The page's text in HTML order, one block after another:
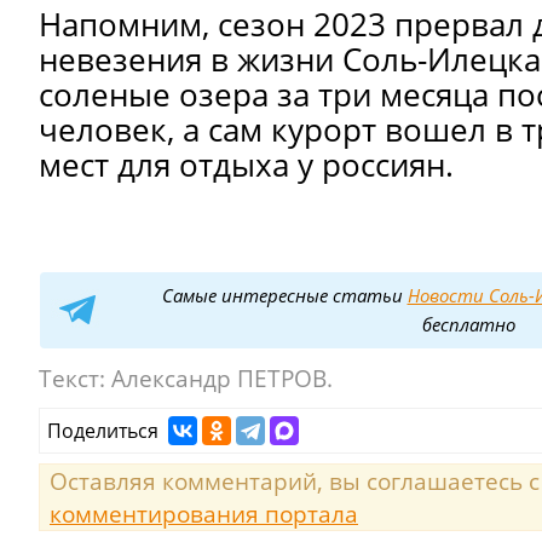
Напомним, сезон 2023 прервал
невезения в жизни Соль-
соленые озера за три месяца
человек, а сам курорт вошел в
мест для отдыха у россиян.
Самые интересные статьи Новости Соль-
бесплатно
Текст: Александр ПЕТРОВ.
Поделиться
Оставляя комментарий, вы соглашаетесь
комментирования портала